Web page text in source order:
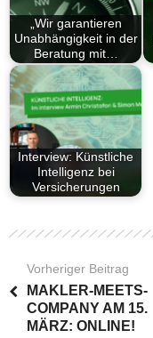
„Wir garantieren
Unabhängigkeit in der
Beratung mit…
Interview: Künstliche
Intelligenz bei
Versicherungen
Vorheriger Beitrag
MAKLER-MEETS-
COMPANY AM 15.
MÄRZ: ONLINE!